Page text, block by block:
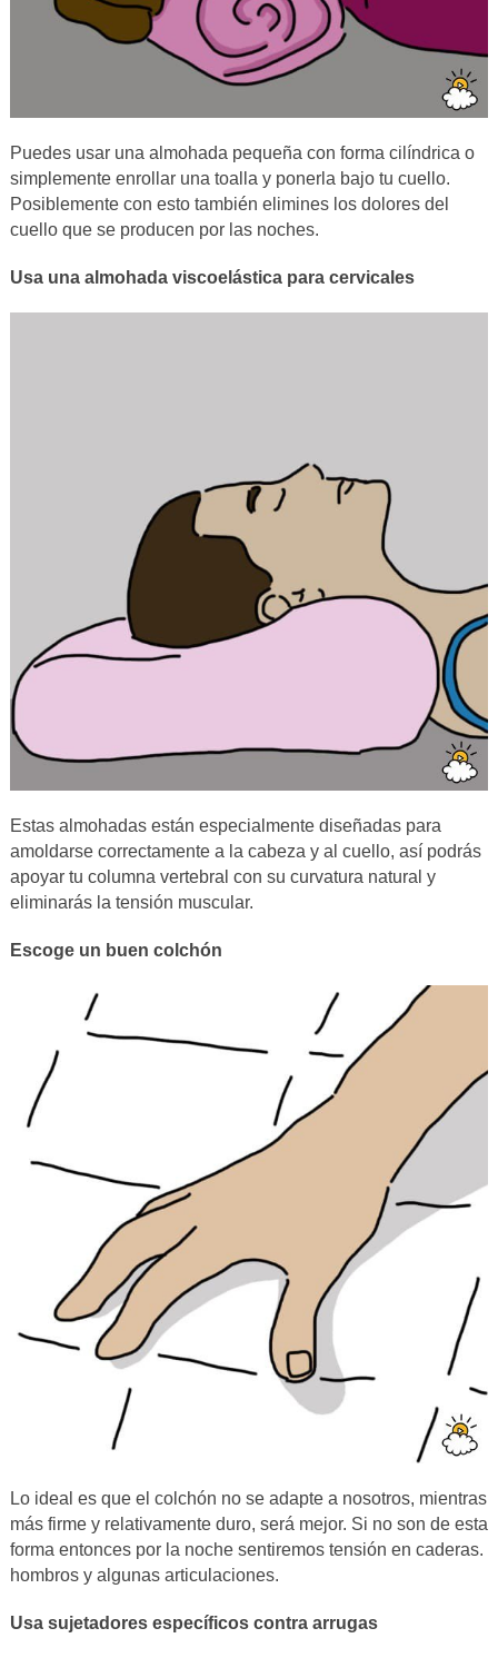
Puedes usar una almohada pequeña con forma cilíndrica o
simplemente enrollar una toalla y ponerla bajo tu cuello.
Posiblemente con esto también elimines los dolores del
cuello que se producen por las noches.
Usa una almohada viscoelástica para cervicales
Estas almohadas están especialmente diseñadas para
amoldarse correctamente a la cabeza y al cuello, así podrás
apoyar tu columna vertebral con su curvatura natural y
eliminarás la tensión muscular.
Escoge un buen colchón
Lo ideal es que el colchón no se adapte a nosotros, mientras
más firme y relativamente duro, será mejor. Si no son de esta
forma entonces por la noche sentiremos tensión en caderas.
hombros y algunas articulaciones.
Usa sujetadores específicos contra arrugas